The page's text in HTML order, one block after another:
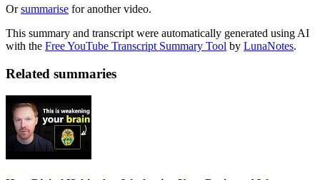
Orsummarise for another video.
This summary and transcript were automatically generated using AI
with the Free YouTube Transcript Summary Tool by LunaNotes.
Related summaries